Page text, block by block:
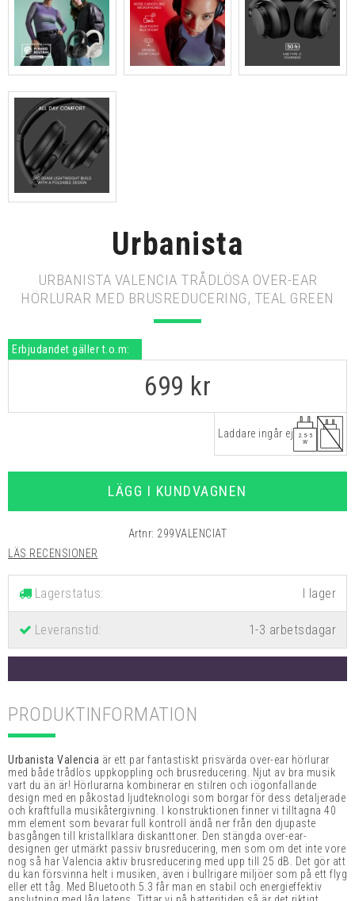
Urbanista
URBANISTA VALENCIA TRÅDLÖSA OVER-EAR
HÖRLURAR MED BRUSREDUCERING, TEAL GREEN
Erbjudandet gäller t.o.m:
699 kr
Laddare ingår ej
2.5-5
W
LÄGG I KUNDVAGNEN
Artnr: 299VALENCIAT
LÄS RECENSIONER
Lagerstatus:
Leveranstid: 1-3 arbetsdagar
PRODUKTINFORMATION
Urbanista Valencia är ett par fantastiskt prisvärda over-ear hörlurar
med både trådlös uppkoppling och brusreducering. Njut av bra musik
vart du än är! Hörlurarna kombinerar en stilren och iögonfallande
design med en påkostad ljudteknologi som borgar för dess detaljerade
och kraftfulla musikåtergivning. I konstruktionen finner vi tilltagna 40
mm element som bevarar full kontroll ändå ner från den djupaste
basgången till kristallklara diskanttoner. Den stängda over-ear-
designen ger utmärkt passiv brusreducering, men som om det inte vore
nog så har Valencia aktiv brusreducering med upp till 25 dB. Det gör att
du kan försvinna helt i musiken, även i bullrigare miljöer som på ett flyg
eller ett tåg. Med Bluetooth 5.3 får man en stabil och energieffektiv